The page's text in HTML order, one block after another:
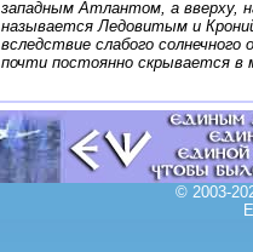
западным Атлантом, а вверху,
называется Ледовитым и
вследствие слабого
почти постоянно скрывается в
© 2003-